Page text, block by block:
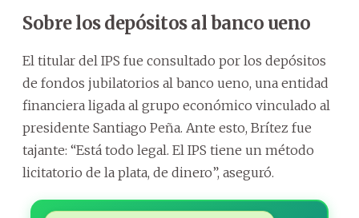
Sobre los depósitos al banco ueno
El titular del IPS fue consultado por los depósitos
de fondos jubilatorios al banco ueno, una entidad
financiera ligada al grupo económico vinculado al
presidente Santiago Peña. Ante esto, Brítez fue
tajante: “Está todo legal. El IPS tiene un método
licitatorio de la plata, de dinero”, aseguró.